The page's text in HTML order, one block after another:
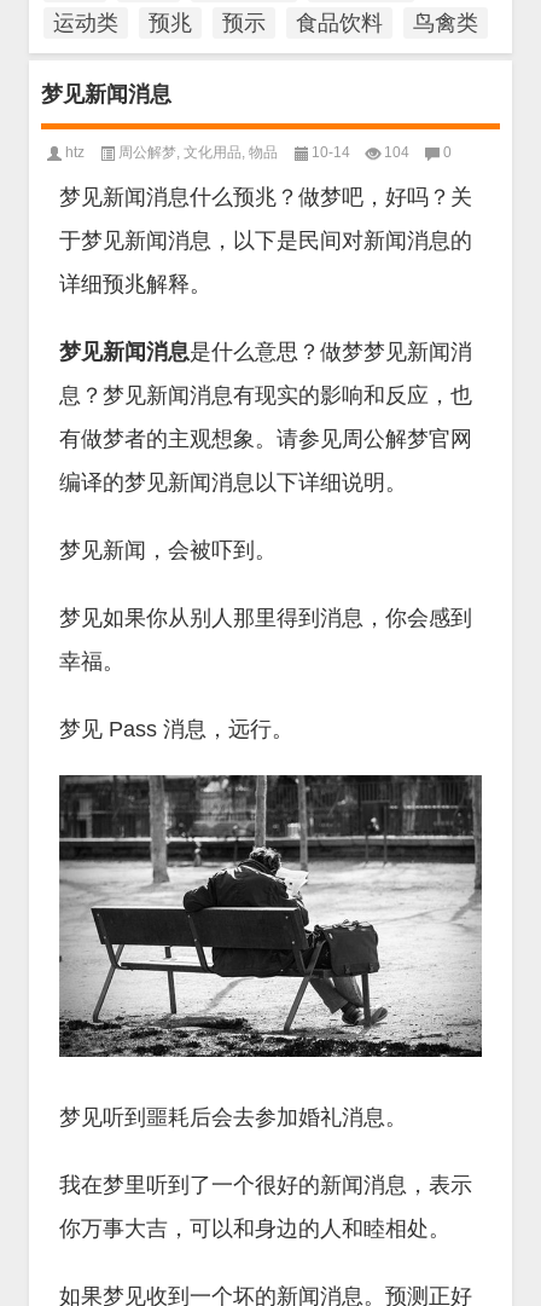
运动类
预兆 预示 食品饮料 鸟禽类
梦见新闻消息
htz 周公解梦, 文化用品, 物品 10-14 104 0
梦见新闻消息什么预兆？做梦吧，好吗？关
于梦见新闻消息，以下是民间对新闻消息的
详细预兆解释。
梦见新闻消息是什么意思？做梦梦见新闻消
息？梦见新闻消息有现实的影响和反应，也
有做梦者的主观想象。请参见周公解梦官网
编译的梦见新闻消息以下详细说明。
梦见新闻，会被吓到。
梦见如果你从别人那里得到消息，你会感到
幸福。
梦见 Pass 消息，远行。
梦见听到噩耗后会去参加婚礼消息。
我在梦里听到了一个很好的新闻消息，表示
你万事大吉，可以和身边的人和睦相处。
如果梦见收到一个坏的新闻消息。预测正好